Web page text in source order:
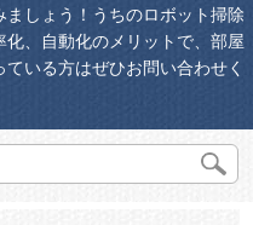
しょう！うちのロボット掃除
、自動化のメリットで、部屋
いる方はぜひお問い合わせく